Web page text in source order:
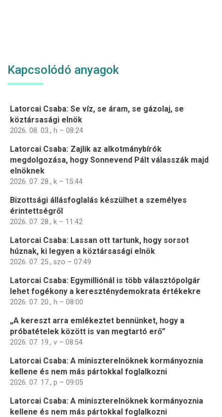
Kapcsolódó anyagok
Latorcai Csaba: Se víz, se áram, se gázolaj, se
köztársasági elnök
2026. 08. 03., h – 08:24
Latorcai Csaba: Zajlik az alkotmánybírók
megdolgozása, hogy Sonnevend Pált válasszák majd
elnöknek
2026. 07. 28., k – 15:44
Bizottsági állásfoglalás készülhet a személyes
érintettségről
2026. 07. 28., k – 11:42
Latorcai Csaba: Lassan ott tartunk, hogy sorsot
húznak, ki legyen a köztársasági elnök
2026. 07. 25., szo – 07:49
Latorcai Csaba: Egymilliónál is több választópolgár
lehet fogékony a kereszténydemokrata értékekre
2026. 07. 20., h – 08:00
„A kereszt arra emlékeztet bennünket, hogy a
próbatételek között is van megtartó erő”
2026. 07. 19., v – 08:54
Latorcai Csaba: A miniszterelnöknek kormányoznia
kellene és nem más pártokkal foglalkozni
2026. 07. 17., p – 09:05
Latorcai Csaba: A miniszterelnöknek kormányoznia
kellene és nem más pártokkal foglalkozni